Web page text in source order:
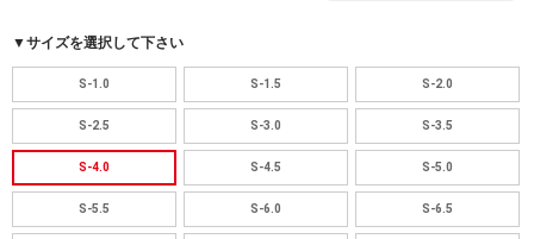
▼サイズを選択して下さい
S-1.0 S-1.5 S-2.0
S-2.5 S-3.0 S-3.5
S-4.0 S-4.5 S-5.0
S-5.5 S-6.0 S-6.5